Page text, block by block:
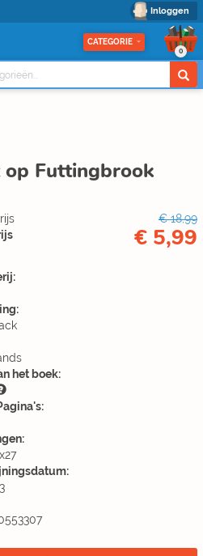
Inloggen
CATEGORIE
0
op Futtingbrook
€ 18,99
€ 5,99
het boek: